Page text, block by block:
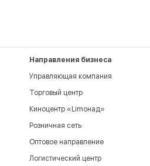
Направления бизнеса
Управляющая компания
Торговый центр
Киноцентр «Limoнад»
Розничная сеть
Оптовое направление
Логистический центр